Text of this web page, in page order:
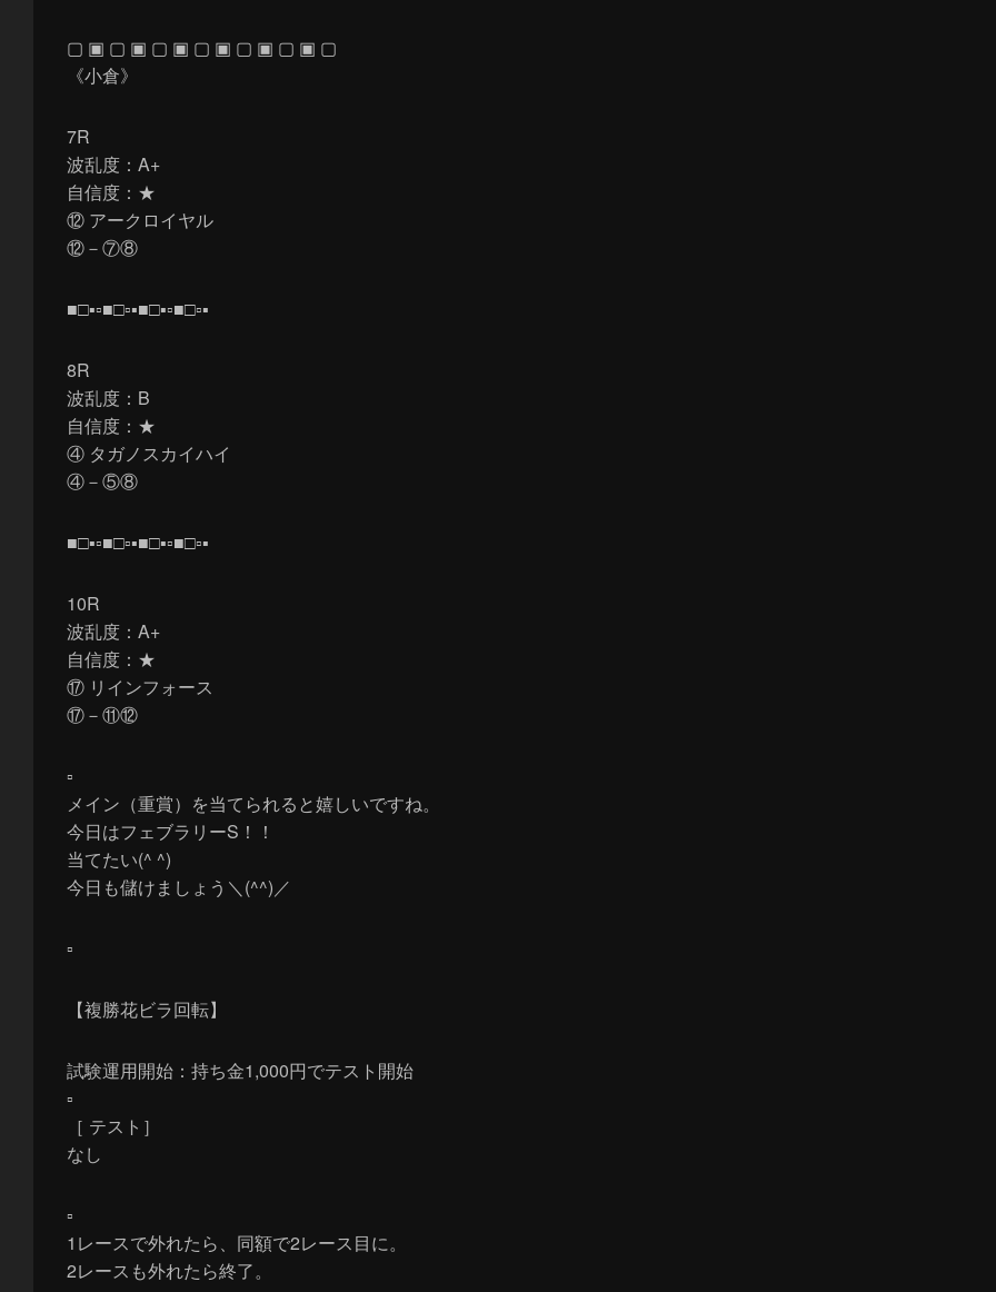
▢ ▣ ▢ ▣ ▢ ▣ ▢ ▣ ▢ ▣ ▢ ▣ ▢
《小倉》
7R
波乱度：A+
自信度：★
⑫ アークロイヤル
⑫－⑦⑧
■□▪▫■□▫▪■□▪▫■□▫▪
8R
波乱度：B
自信度：★
④ タガノスカイハイ
④－⑤⑧
■□▪▫■□▫▪■□▪▫■□▫▪
10R
波乱度：A+
自信度：★
⑰ リインフォース
⑰－⑪⑫
▫
メイン（重賞）を当てられると嬉しいですね。
今日はフェブラリーS！！
当てたい(^ ^)
今日も儲けましょう＼(^^)／
▫
【複勝花ビラ回転】
試験運用開始：持ち金1,000円でテスト開始
▫
［ テスト］
なし
▫
1レースで外れたら、同額で2レース目に。
2レースも外れたら終了。